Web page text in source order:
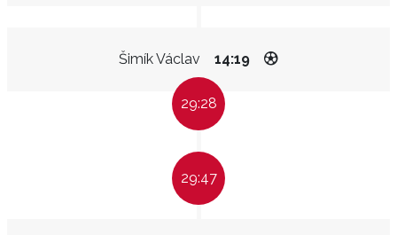
Šimík Václav 14:19
29:28
29:47